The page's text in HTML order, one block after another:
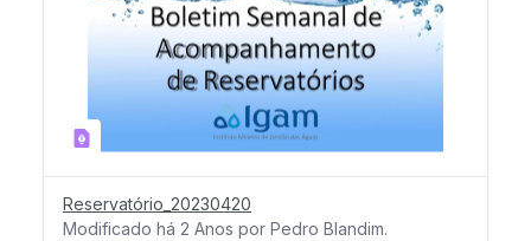
Reservatório_20230420
Modificado há 2 Anos por Pedro Blandim.